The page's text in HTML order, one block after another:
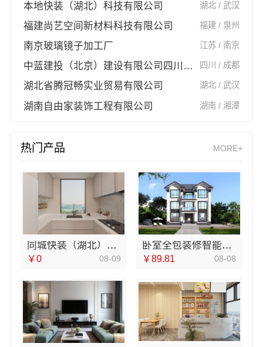
本地快装（湖北）科技有限公司 湖北 / 武汉
福建尚艺空间新材料科技有限公司 福建 / 泉州
南京玻璃镜子加工厂 江苏 / 南京
中蓝建投（北京）建设有限公司四川第一分公司 四川 / 成都
湖北省腾冠畅实业贸易有限公司 湖北 / 武汉
湖南自由家装饰工程有限公司 湖南 / 湘潭
热门产品 MORE+
同城快装（湖北）科技有限公司急装装修品质施工
￥0 08-09
卧室全包装修智能家居，中蓝建投（北京）建设有限公司武功分公司一站式
￥89.81 08-08